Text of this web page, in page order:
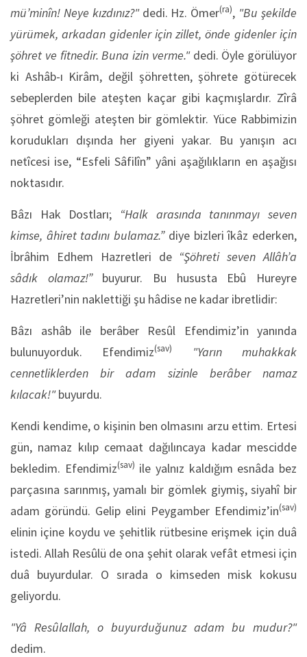
mü’minîn! Neye kızdınız?"dedi. Hz. Ömer(ra), "Bu şekilde
yürümek, arkadan gidenler için zillet, önde gidenler için
şöhret ve fitnedir. Buna izin verme."dedi. Öyle görülüyor
ki Ashâb-ı Kirâm, değil şöhretten, şöhrete götürecek
sebeplerden bile ateşten kaçar gibi kaçmışlardır. Zîrâ
şöhret gömleği ateşten bir gömlektir. Yüce Rabbimizin
korudukları dışında her giyeni yakar. Bu yanışın acı
netîcesi ise, “Esfeli Sâfilîn” yâni aşağılıkların en aşağısı
noktasıdır.
Bâzı Hak Dostları; “Halk arasında tanınmayı seven
kimse, âhiret tadını bulamaz.”diye bizleri îkâz ederken,
İbrâhim Edhem Hazretleri de “Şöhreti seven Allâh’a
sâdık olamaz!”buyurur. Bu hususta Ebû Hureyre
Hazretleri’nin naklettiği şu hâdise ne kadar ibretlidir:
Bâzı ashâb ile berâber Resûl Efendimiz’in yanında
bulunuyorduk. Efendimiz(sav)
"Yarın muhakkak
cennetliklerden bir adam sizinle berâber namaz
kılacak!"buyurdu.
Kendi kendime, o kişinin ben olmasını arzu ettim. Ertesi
gün, namaz kılıp cemaat dağılıncaya kadar mescidde
bekledim. Efendimiz(sav) ile yalnız kaldığım esnâda bez
parçasına sarınmış, yamalı bir gömlek giymiş, siyahî bir
adam göründü. Gelip elini Peygamber Efendimiz’in(sav)
elinin içine koydu ve şehitlik rütbesine erişmek için duâ
istedi. Allah Resûlü de ona şehit olarak vefât etmesi için
duâ buyurdular. O sırada o kimseden misk kokusu
geliyordu.
"Yâ Resûlallah, o buyurduğunuz adam bu mudur?"
dedim.